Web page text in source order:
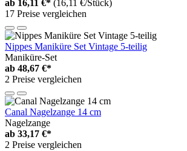
ab 16,11 €* (16,11 €/Stück)
17 Preise vergleichen
Nippes Maniküre Set Vintage 5-teilig
Maniküre-Set
ab 48,67 €*
2 Preise vergleichen
Canal Nagelzange 14 cm
Nagelzange
ab 33,17 €*
2 Preise vergleichen